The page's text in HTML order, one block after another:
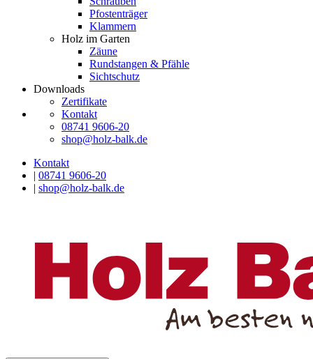
Pfostenträger
Klammern
Holz im Garten
Zäune
Rundstangen & Pfähle
Sichtschutz
Downloads
Zertifikate
Kontakt
08741 9606-20
shop@holz-balk.de
Kontakt
| 08741 9606-20
| shop@holz-balk.de